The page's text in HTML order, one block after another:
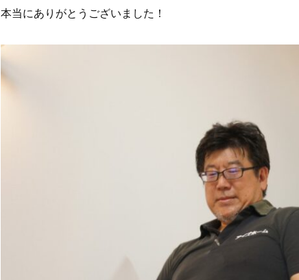
本当にありがとうございました！